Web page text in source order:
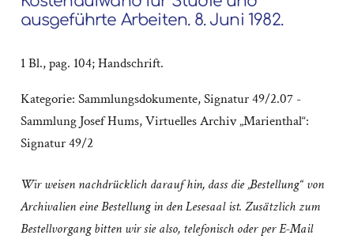
ausgeführte Arbeiten. 8. Juni 1982.
1 Bl., pag. 104; Handschrift.
Kategorie: Sammlungsdokumente,Signatur 49/2.07 -
Sammlung Josef Hums,Virtuelles Archiv „Marienthal“:
Signatur 49/2
Wir weisen nachdrücklich darauf hin, dass die „Bestellung“ von
Archivalien eine Bestellung in den Lesesaal ist. Zusätzlich zum
Bestellvorgang bitten wir sie also, telefonisch oder per E-Mail